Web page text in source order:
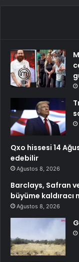
Qxo hissesi 14
edebilir
Ağustos 8, 2026
Barclays, Safran
büyüme kaldıracı
Ağustos 8, 2026